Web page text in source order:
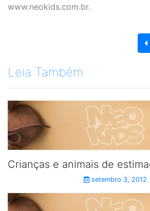
www.neokids.com.br.
Leia Também
setembro 3, 2012